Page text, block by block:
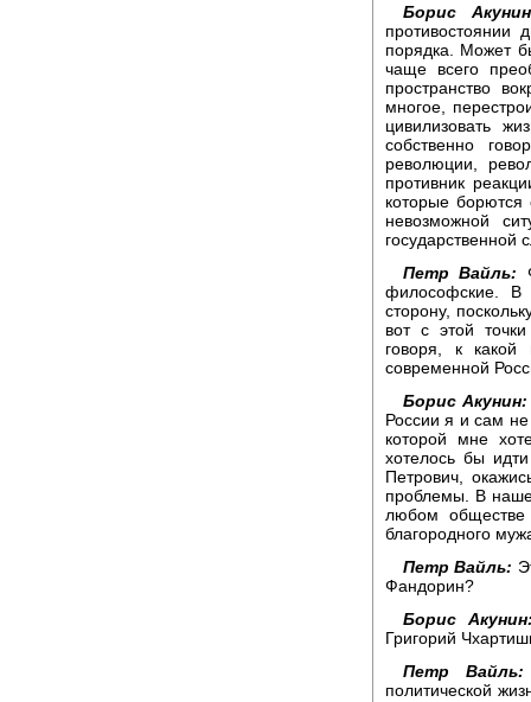
Борис
порядка. Может
чаще всего
пространство
многое,
цивилизовать
собственно
революции,
противник
которые
невозможной
государственной
Петр Вайль:
философские. В
сторону,
вот с этой
говоря, к
современной
Борис Акунин:
России я и сам не
которой мне
хотелось бы
Петрович,
проблемы. В
любом обществе
благородного
Петр Вайль:
Фандорин?
Борис
Григорий
Петр Вайль:
политической